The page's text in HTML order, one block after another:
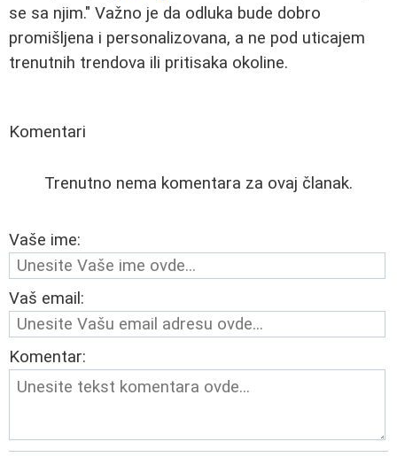
se sa njim." Važno je da odluka bude dobro
promišljena i personalizovana, a ne pod uticajem
trenutnih trendova ili pritisaka okoline.
Komentari
Trenutno nema komentara za ovaj članak.
Vaše ime:
Vaš email:
Komentar: